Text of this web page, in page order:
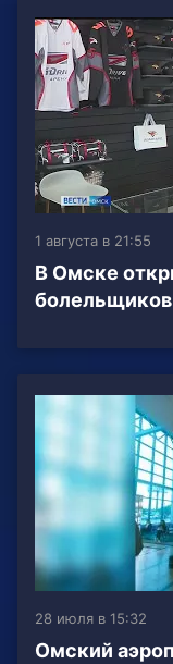
1 августа в 21:55
В Омске
болельщиков
28 июля в 15:32
Омский